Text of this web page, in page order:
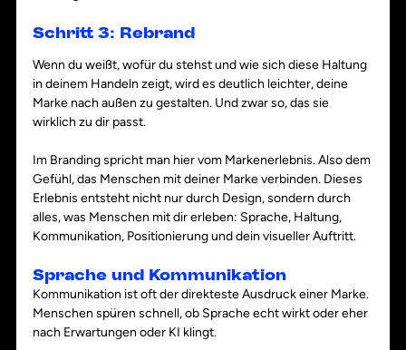
Schritt 3: Rebrand
Wenn du weißt, wofür du stehst und wie sich diese Haltung
in deinem Handeln zeigt, wird es deutlich leichter, deine
Marke nach außen zu gestalten. Und zwar so, das sie
wirklich zu dir passt.
Im Branding spricht man hier vom Markenerlebnis. Also dem
Gefühl, das Menschen mit deiner Marke verbinden. Dieses
Erlebnis entsteht nicht nur durch Design, sondern durch
alles, was Menschen mit dir erleben: Sprache, Haltung,
Kommunikation, Positionierung und dein visueller Auftritt.
Sprache und Kommunikation
Kommunikation ist oft der direkteste Ausdruck einer Marke.
Menschen spüren schnell, ob Sprache echt wirkt oder eher
nach Erwartungen oder KI klingt.